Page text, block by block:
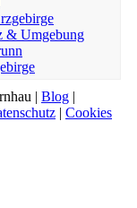
& Umgebung
| Blog |
| Cookies